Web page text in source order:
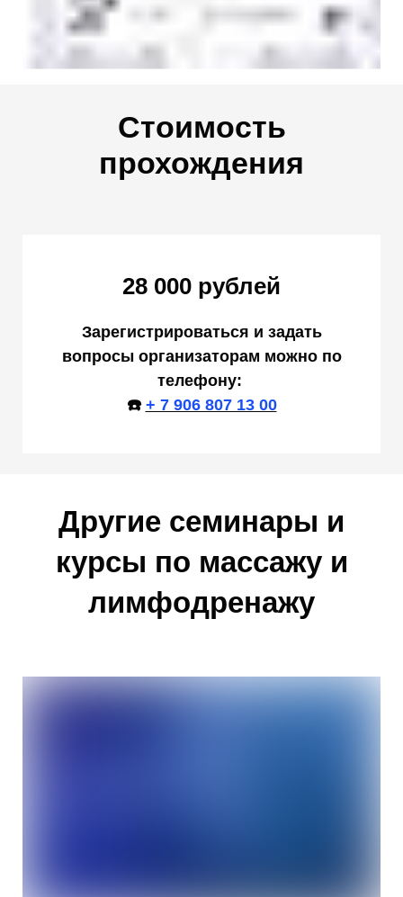
Стоимость
прохождения
28 000 рублей
Зарегистрироваться и задать
вопросы организаторам можно по
телефону:
☎️ + 7 906 807 13 00
Другие семинары и
курсы по массажу и
лимфодренажу